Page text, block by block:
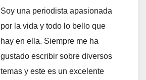
Soy una periodista apasionada
por la vida y todo lo bello que
hay en ella. Siempre me ha
gustado escribir sobre diversos
temas y este es un excelente